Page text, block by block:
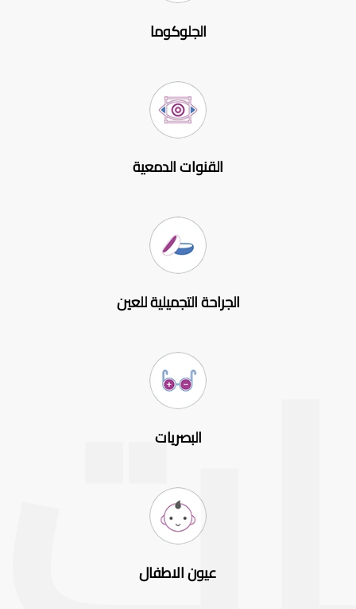
الجلوكوما
القنوات الدمعية
الجراحة التجميلية للعين
البصريات
عيون الاطفال